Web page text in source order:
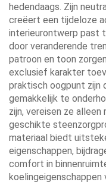
hedendaags. Zijn
creëert een tijdeloze
interieurontwerp past
door veranderende
patroon en toon
exclusief karakter
praktisch oogpunt zijn
gemakkelijk te
zijn, vereisen ze
geschikte
materiaal biedt
eigenschappen,
comfort in